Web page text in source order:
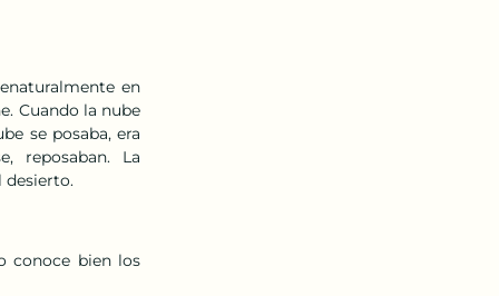
en
Cuando la nube
se posaba, era
reposaban.  La
desierto.
conoce bien los